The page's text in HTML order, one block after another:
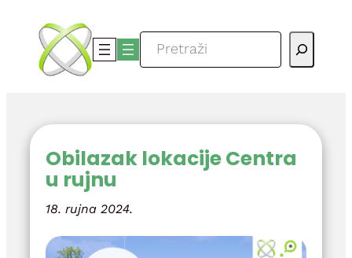
sadržaja
Pretraga
Obilazak lokacije Centra
u rujnu
18. rujna 2024.